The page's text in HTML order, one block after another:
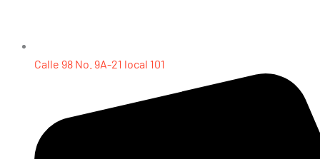
Calle 98 No. 9A-21 local 101